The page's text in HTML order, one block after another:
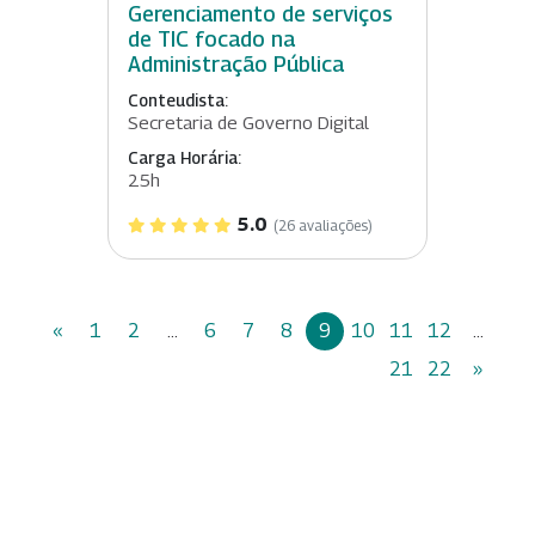
Gerenciamento de serviços
de TIC focado na
Administração Pública
Conteudista:
Secretaria de Governo Digital
Carga Horária:
25h
5.0 (26 avaliações)
« 1 2 ... 6 7 8 9 10 11 12
...
21
22 »